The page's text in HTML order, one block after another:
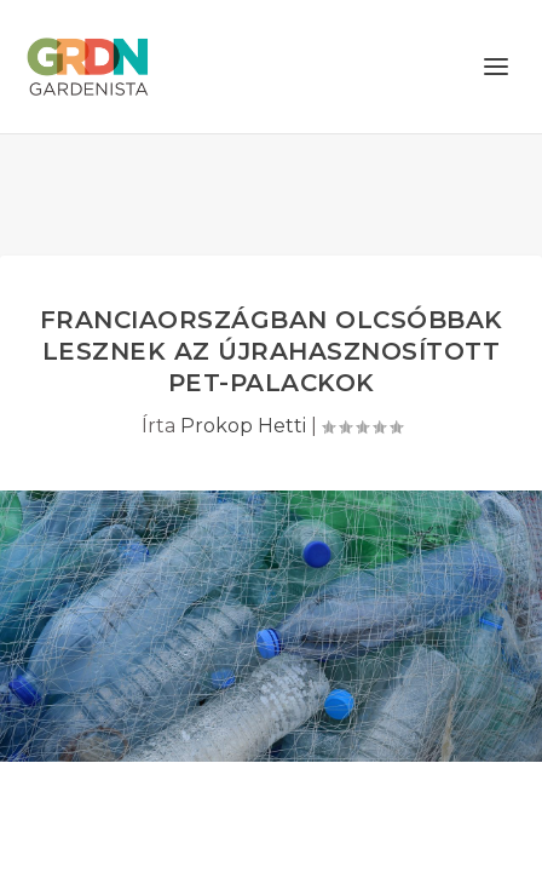
FRANCIAORSZÁGBAN OLCSÓBBAK
LESZNEK AZ ÚJRAHASZNOSÍTOTT
PET-PALACKOK
Írta Prokop Hetti